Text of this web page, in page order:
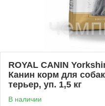
ROYAL CANIN
Канин корм для
терьер, уп. 1,5 кг
В наличии